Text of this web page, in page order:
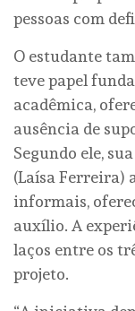
pessoas com
O estudante
teve papel
acadêmica,
ausência de
Segundo ele,
(Laísa Ferreira)
informais,
auxílio. A
laços entre os
projeto.